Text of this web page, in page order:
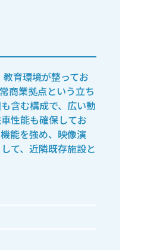
育環境が整ってお
商業拠点という立ち
含む構成で、広い動
性能も確保してお
能を強め、映像演
て、近隣既存施設と